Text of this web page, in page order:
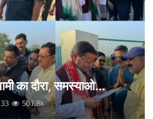
का दौरा, समस्याओ...
501.8k